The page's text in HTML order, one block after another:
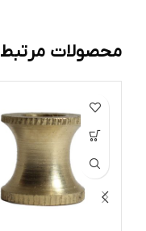
محصولات مرتبط